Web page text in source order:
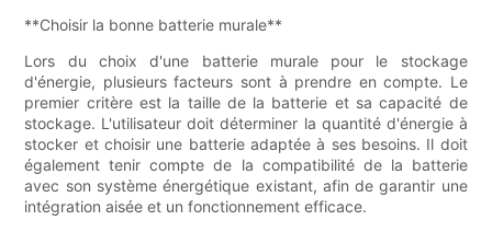
**Choisir la bonne batterie murale**
Lors du choix d'une batterie murale pour le stockage
d'énergie, plusieurs facteurs sont à prendre en compte. Le
premier critère est la taille de la batterie et sa capacité de
stockage. L'utilisateur doit déterminer la quantité d'énergie à
stocker et choisir une batterie adaptée à ses besoins. Il doit
également tenir compte de la compatibilité de la batterie
avec son système énergétique existant, afin de garantir une
intégration aisée et un fonctionnement efficace.